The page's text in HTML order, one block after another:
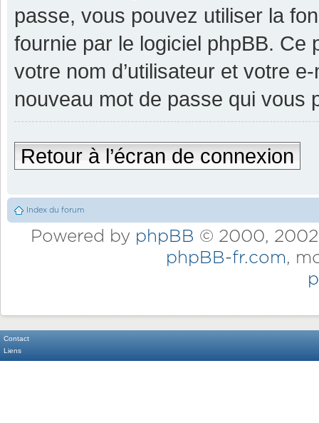
passe, vous pouvez utiliser la
fournie par le logiciel phpBB.
votre nom d’utilisateur et votre
nouveau mot de passe qui vous
Retour à l’écran de connexion
Index du forum
Powered by phpBB © 2000,
phpBB-fr.com,
Contact
Liens